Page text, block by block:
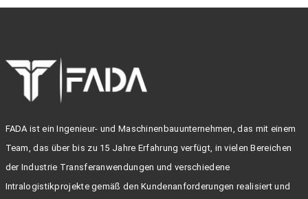
FADA ist ein Ingenieur- und Maschinenbauunternehmen, das mit einem
Team, das über bis zu 15 Jahre Erfahrung verfügt, in vielen Bereichen
der Industrie Transferanwendungen und verschiedene
Intralogistikprojekte gemäß den Kundenanforderungen realisiert und